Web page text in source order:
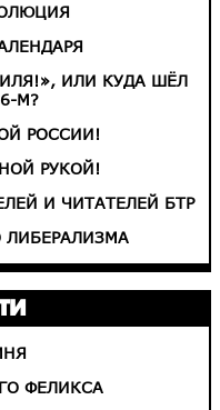
ИЛИ КУДА ШЁЛ
М?
РОССИИ!
РУКОЙ!
И ЧИТАТЕЛЕЙ БТР
ФЕЛИКСА